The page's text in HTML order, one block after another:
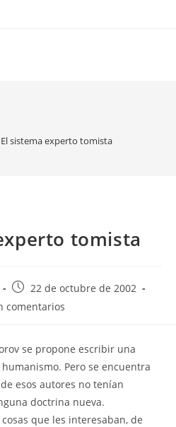
El sistema experto tomista
tomista
Publicación
de
22 de octubre de 2002
comentarios
se propone escribir una
Pero se encuentra
esos autores no tenían
doctrina nueva.
que les interesaban, de